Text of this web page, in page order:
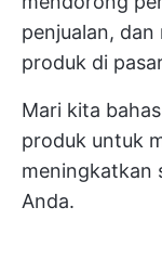
penjualan, dan
produk di
Mari kita
produk untuk
meningkatkan
Anda.